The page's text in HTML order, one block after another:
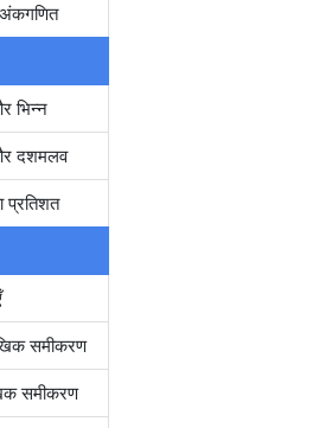
भिन्न
दशमलव
प्रतिशत
समीकरण
समीकरण